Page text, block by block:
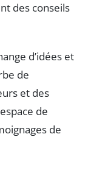
des conseils
d’idées et
de
et des
de
de